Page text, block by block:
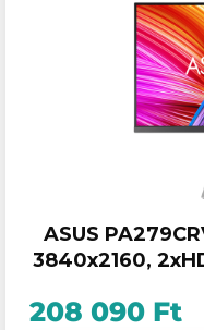
ASUS
3840x2160,
208 090 Ft